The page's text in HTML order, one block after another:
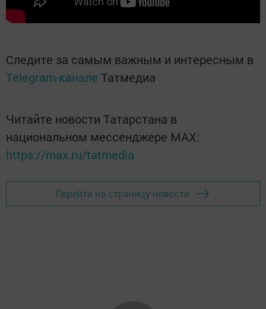
Следите за самым важным и интересным в
Telegram-канале Татмедиа
Читайте новости Татарстана в
национальном мессенджере MАХ:
https://max.ru/tatmedia
Перейти на страницу новости